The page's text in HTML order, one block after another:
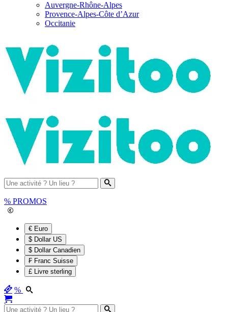
Auvergne-Rhône-Alpes
Provence-Alpes-Côte d’Azur
Occitanie
% PROMOS
€ Euro
$ Dollar US
$ Dollar Canadien
₣ Franc Suisse
£ Livre sterling
%